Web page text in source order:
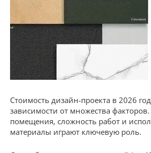
Стоимость дизайн-проекта в 2026
зависимости от множества
помещения, сложность работ и
материалы играют ключевую роль.